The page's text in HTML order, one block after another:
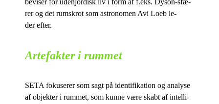
be­vi­ser for udenjor­disk liv i form af f.eks. Dy­son-sfæ­
rer og det rum­skrot som astro­no­men Avi Loeb le­
der efter.
Artefakter i rummet
SETA fo­ku­se­rer som sagt på iden­ti­fi­ka­tion og ana­ly­se
af ob­jek­ter i rum­met, som kun­ne være skabt af in­tel­li­